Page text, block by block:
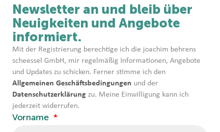
Newsletter an und bleib über
Neuigkeiten und Angebote
informiert.
Mit der Registrierung berechtige ich die joachim behrens
scheessel GmbH, mir regelmäßig Informationen, Angebote
und Updates zu schicken. Ferner stimme ich den
Allgemeinen Geschäftsbedingungen und der
Datenschutzerklärung zu. Meine Einwilligung kann ich
jederzeit widerrufen.
Vorname